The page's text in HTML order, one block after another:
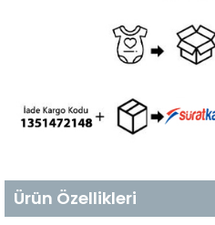
Ürün Özellikleri